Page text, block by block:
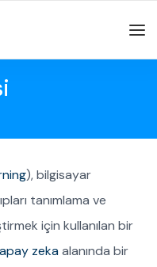
), bilgisayar
tanımlama ve
için kullanılan bir
zekaalanında bir